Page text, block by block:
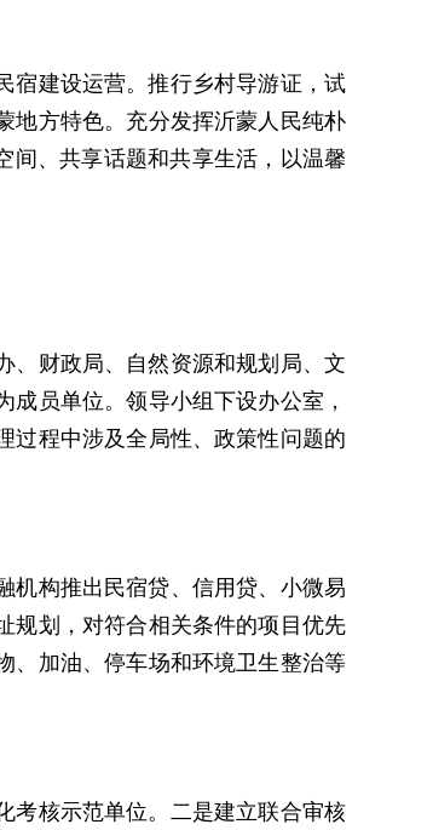
宿建设运营。推行乡村导游证，试
地方特色。充分发挥沂蒙人民纯朴
间、共享话题和共享生活，以温馨
、财政局、自然资源和规划局、文
员单位。领导小组下设办公室，
过程中涉及全局性、政策性问题的
机构推出民宿贷、信用贷、小微易
规划，对符合相关条件的项目优先
、加油、停车场和环境卫生整治等
考核示范单位。二是建立联合审核